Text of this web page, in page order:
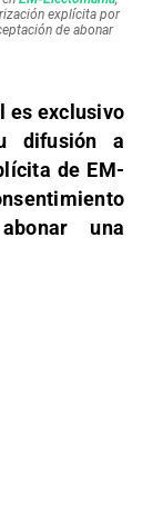
es exclusivo
difusión a
de EM-
una